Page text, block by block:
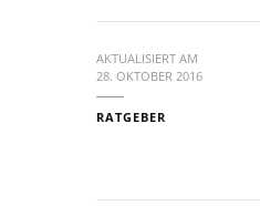
AKTUALISIERT AM
28. OKTOBER 2016
RATGEBER